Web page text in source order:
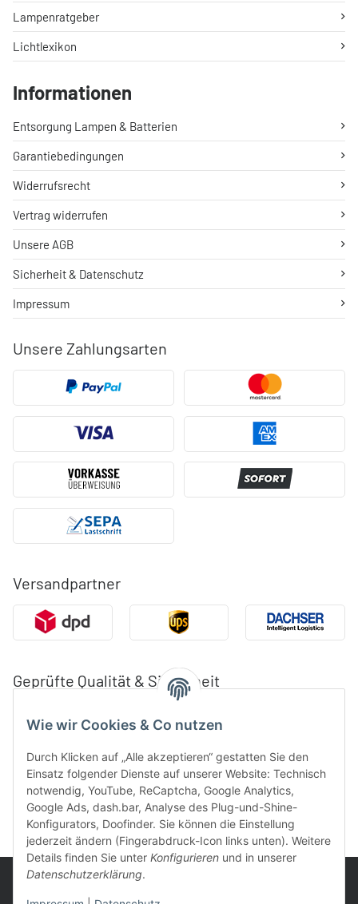
Wie wir Cookies & Co nutzen
Durch Klicken auf „Alle akzeptieren“ gestatten Sie den
Einsatz folgender Dienste auf unserer Website: Technisch
notwendig, YouTube, ReCaptcha, Google Analytics,
Google Ads, dash.bar, Analyse des Plug-und-Shine-
Konfigurators, Doofinder. Sie können die Einstellung
jederzeit ändern (Fingerabdruck-Icon links unten). Weitere
Details finden Sie unter Konfigurieren und in unserer
Datenschutzerklärung.
Unsere Zahlungsarten
Versandpartner
Geprüfte Qualität & Sicherheit
Lampenratgeber
Lichtlexikon
Informationen
Entsorgung Lampen & Batterien
Garantiebedingungen
Widerrufsrecht
Vertrag widerrufen
Unsere AGB
Sicherheit & Datenschutz
Impressum